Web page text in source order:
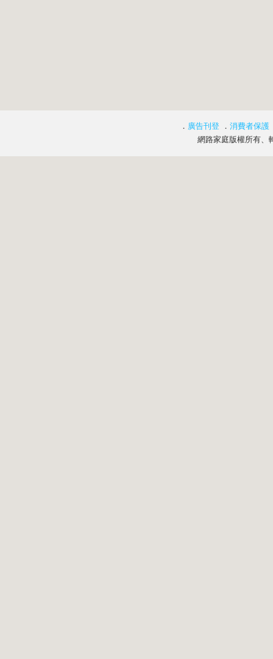
． 廣告刊登 ． 消費者保護
網路家庭版權所有、